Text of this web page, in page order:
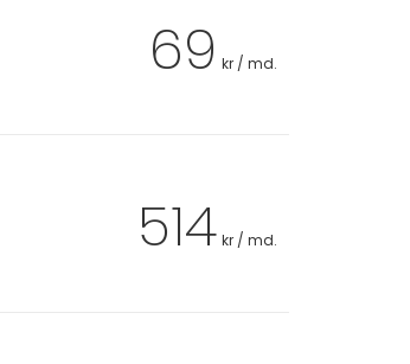
69 kr / md.
514 kr / md.